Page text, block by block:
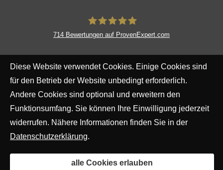
GmbH
714 Bewertungen auf ProvenExpert.com
Diese Website verwendet Cookies. Einige Cookies sind
für den Betrieb der Website unbedingt erforderlich.
Andere Cookies sind optional und erweitern den
Funktionsumfang. Sie können Ihre Einwilligung jederzeit
widerrufen. Nähere Informationen finden Sie in der
Datenschutzerklärung.
alle Cookies erlauben